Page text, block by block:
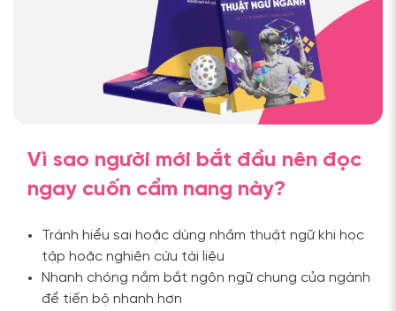
Vì sao người mới bắt đầu nên đọc
ngay cuốn cẩm nang này?
Tránh hiểu sai hoặc dùng nhầm thuật ngữ khi học
tập hoặc nghiên cứu tài liệu
Nhanh chóng nắm bắt ngôn ngữ chung của ngành
để tiến bộ nhanh hơn